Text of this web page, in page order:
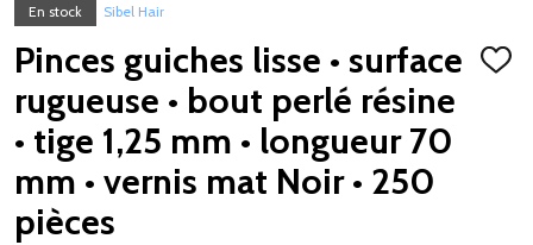
En stock Sibel Hair
Pinces guiches lisse • surface
rugueuse • bout perlé résine
• tige 1,25 mm • longueur 70
mm • vernis mat Noir • 250
pièces